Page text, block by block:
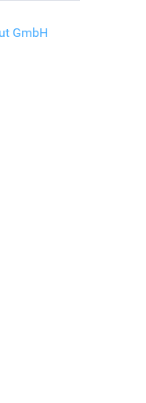
GmbH